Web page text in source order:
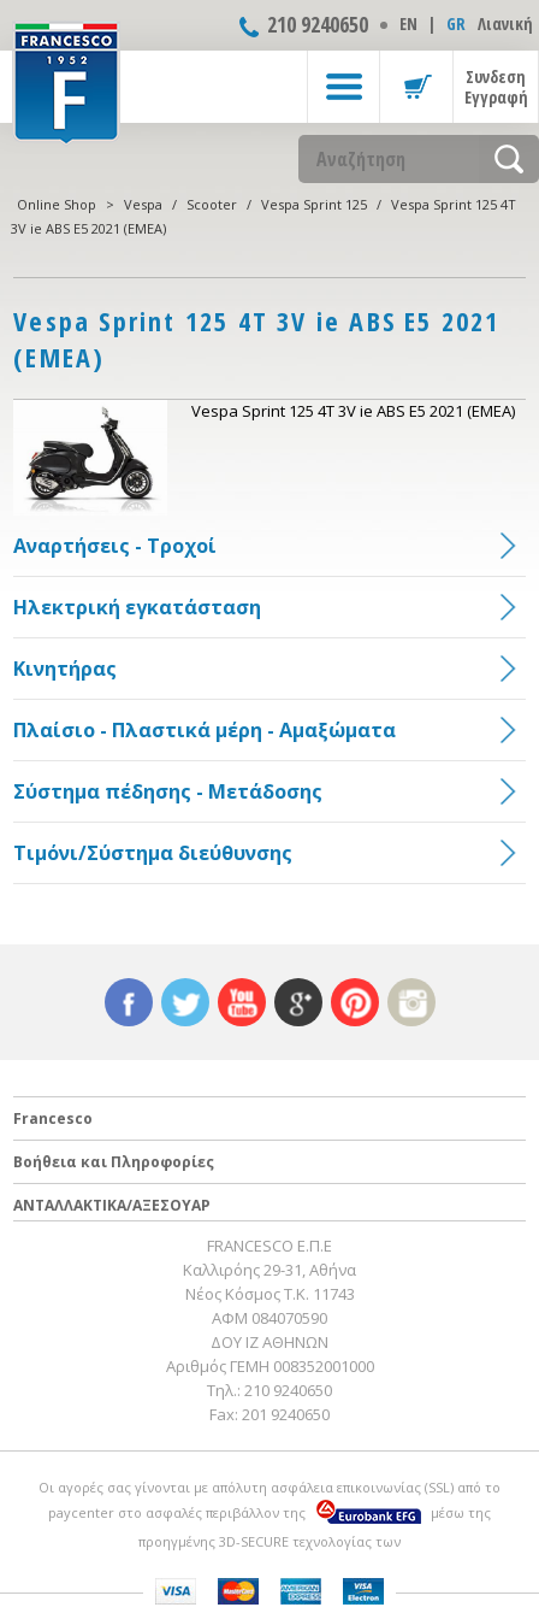
210 9240650 ΕΝ | GR Λιανική
Συνδεση
Εγγραφή
Online Shop > Vespa / Scooter / Vespa Sprint 125 / Vespa Sprint 125 4T
3V ie ABS E5 2021 (EMEA)
Vespa Sprint 125 4T 3V ie ABS E5 2021
(EMEA)
Vespa Sprint 125 4T 3V ie ABS E5 2021 (EMEA)
Αναρτήσεις - Τροχοί
Ηλεκτρική εγκατάσταση
Κινητήρας
Πλαίσιο - Πλαστικά μέρη - Αμαξώματα
Σύστημα πέδησης - Μετάδοσης
Τιμόνι/Σύστημα διεύθυνσης
Francesco
Βοήθεια και Πληροφορίες
ΑΝΤΑΛΛΑΚΤΙΚΑ/ΑΞΕΣΟΥΑΡ
FRANCESCO Ε.Π.Ε
Καλλιρόης 29-31, Αθήνα
Νέος Κόσμος Τ.Κ. 11743
ΑΦΜ 084070590
ΔΟΥ ΙΖ ΑΘΗΝΩΝ
Αριθμός ΓΕΜΗ 008352001000
Τηλ.: 210 9240650
Fax: 201 9240650
Οι αγορές σας γίνονται με απόλυτη ασφάλεια επικοινωνίας (SSL) από το
paycenter στο ασφαλές περιβάλλον της
μέσω της
προηγμένης 3D-SECURE τεχνολογίας των